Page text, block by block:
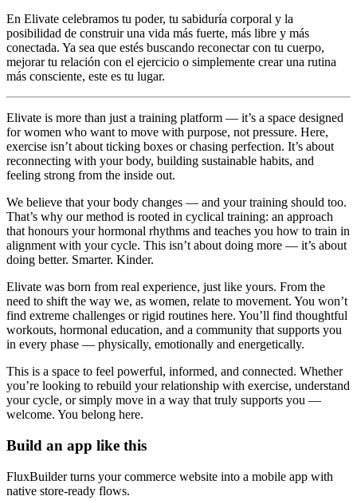
En Elivate celebramos tu poder, tu sabiduría corporal y la
posibilidad de construir una vida más fuerte, más libre y más
conectada. Ya sea que estés buscando reconectar con tu cuerpo,
mejorar tu relación con el ejercicio o simplemente crear una rutina
más consciente, este es tu lugar.
Elivate is more than just a training platform — it’s a space designed
for women who want to move with purpose, not pressure. Here,
exercise isn’t about ticking boxes or chasing perfection. It’s about
reconnecting with your body, building sustainable habits, and
feeling strong from the inside out.
We believe that your body changes — and your training should too.
That’s why our method is rooted in cyclical training: an approach
that honours your hormonal rhythms and teaches you how to train in
alignment with your cycle. This isn’t about doing more — it’s about
doing better. Smarter. Kinder.
Elivate was born from real experience, just like yours. From the
need to shift the way we, as women, relate to movement. You won’t
find extreme challenges or rigid routines here. You’ll find thoughtful
workouts, hormonal education, and a community that supports you
in every phase — physically, emotionally and energetically.
This is a space to feel powerful, informed, and connected. Whether
you’re looking to rebuild your relationship with exercise, understand
your cycle, or simply move in a way that truly supports you —
welcome. You belong here.
Build an app like this
FluxBuilder turns your commerce website into a mobile app with
native store-ready flows.